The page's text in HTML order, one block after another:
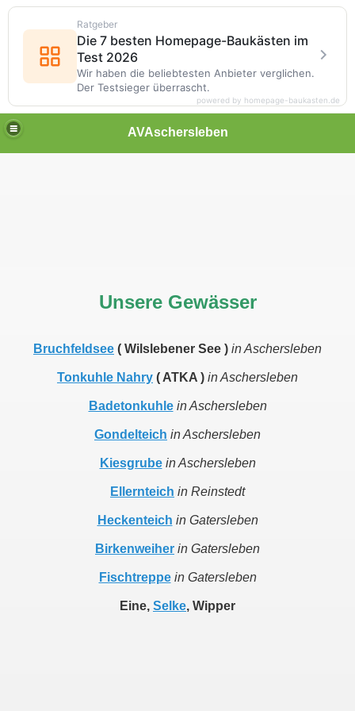
AVAschersleben
Unsere Gewässer
Bruchfeldsee ( Wilslebener See ) in Aschersleben
Tonkuhle Nahry ( ATKA ) in Aschersleben
Badetonkuhle in Aschersleben
Gondelteich in Aschersleben
Kiesgrube in Aschersleben
Ellernteich in Reinstedt
Heckenteich in Gatersleben
Birkenweiher in Gatersleben
Fischtreppe in Gatersleben
Eine, Selke, Wipper
Ratgeber
Die 7 besten Homepage-Baukästen im
Test 2026
Wir haben die beliebtesten Anbieter verglichen.
Der Testsieger überrascht.
powered by homepage-baukasten.de